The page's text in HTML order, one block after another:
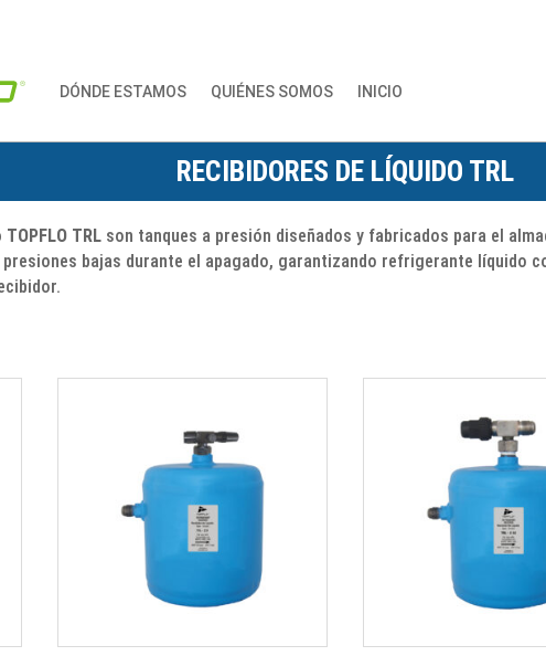
DÓNDE ESTAMOS QUIÉNES SOMOS INICIO
RECIBIDORES DE LÍQUIDO TRL
TRL son tanques a presión diseñados y fabricados para el
bajas durante el apagado, garantizando refrigerante líquido